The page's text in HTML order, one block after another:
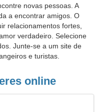
novas pessoas. A
a encontrar amigos. O
relacionamentos fortes,
verdadeiro. Selecione
Junte-se a um site de
e turistas.
online